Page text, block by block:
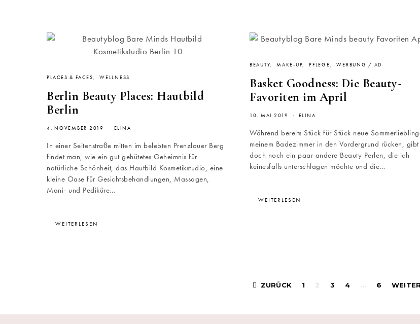
PLACES & FACES WELLNESS
Berlin Beauty Places: Hautbild
Berlin
4. NOVEMBER 2019 ELINA
In einer Seitenstraße mitten im belebten Prenzlauer Berg
findet man, wie ein gut gehütetes Geheimnis für
natürliche Schönheit, das Hautbild Kosmetikstudio, eine
kleine Oase für Gesichtsbehandlungen, Massagen,
Mani- und Pediküre…
WEITERLESEN
BEAUTY MAKE-UP PFLEGE WERBUNG / AD
Basket Goodness: Die Beauty-
Favoriten im April
10. MAI 2019 ELINA
Während bereits Stück für Stück neue
meinem Badezimmer in den Vordergrund rücken, gibt
doch noch ein paar andere Beauty Perlen, die ich
keinesfalls unterschlagen möchte und die…
WEITERLESEN
ZURÜCK 1 2 3 4 … 6 WEITER